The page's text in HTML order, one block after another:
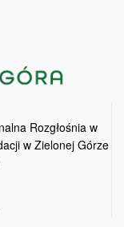
Rozgłośnia w
w Zielonej Górze